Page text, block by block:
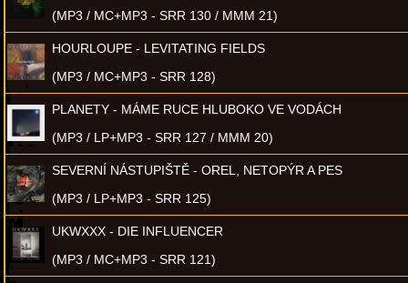
(MP3 / MC+MP3 - SRR 130 / MMM 21)
HOURLOUPE - LEVITATING FIELDS
(MP3 / MC+MP3 - SRR 128)
PLANETY - MÁME RUCE HLUBOKO VE VODÁCH
(MP3 / LP+MP3 - SRR 127 / MMM 20)
SEVERNÍ NÁSTUPIŠTĚ - OREL, NETOPÝR A PES
(MP3 / LP+MP3 - SRR 125)
UKWXXX - DIE INFLUENCER
(MP3 / MC+MP3 - SRR 121)